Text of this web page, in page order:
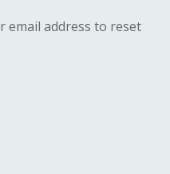
email address to reset